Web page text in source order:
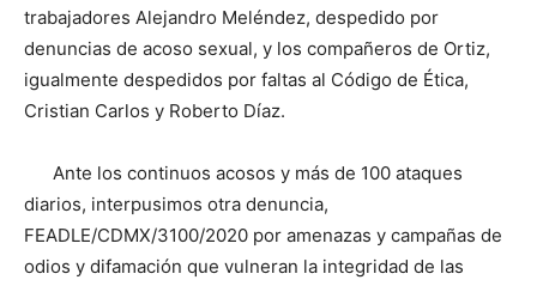
trabajadores Alejandro Meléndez, despedido por
denuncias de acoso sexual, y los compañeros de Ortiz,
igualmente despedidos por faltas al Código de Ética,
Cristian Carlos y Roberto Díaz.
Ante los continuos acosos y más de 100 ataques
diarios, interpusimos otra denuncia,
FEADLE/CDMX/3100/2020 por amenazas y campañas de
odios y difamación que vulneran la integridad de las